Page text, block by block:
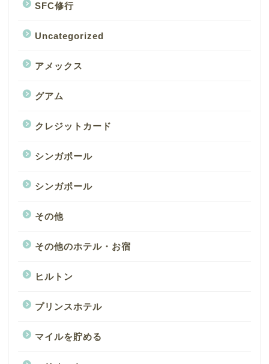
SFC修行
Uncategorized
アメックス
グアム
クレジットカード
シンガポール
シンガポール
その他
その他のホテル・お宿
ヒルトン
プリンスホテル
マイルを貯める